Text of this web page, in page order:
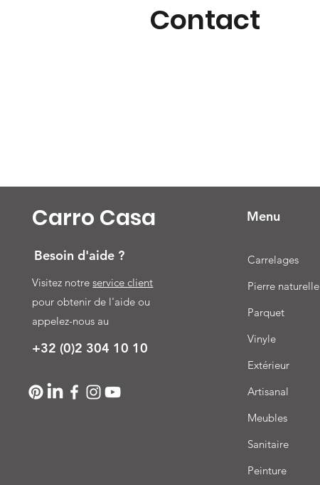
Contact
Carro Casa
Besoin d'aide ?
Visitez notreservice client
pour obtenir de l'aide ou
appelez-nous au
+32 (0)2 304 10 10
Menu
Carrelages
Pierre naturelle
Parquet
Vinyle
Extérieur
Artisanal
Meubles
Sanitaire
Peinture